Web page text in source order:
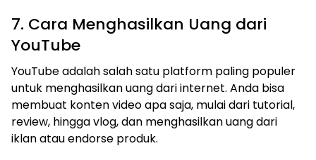
7. Cara Menghasilkan Uang dari
YouTube
YouTube adalah salah satu platform paling populer
untuk menghasilkan uang dari internet. Anda bisa
membuat konten video apa saja, mulai dari tutorial,
review, hingga vlog, dan menghasilkan uang dari
iklan atau endorse produk.